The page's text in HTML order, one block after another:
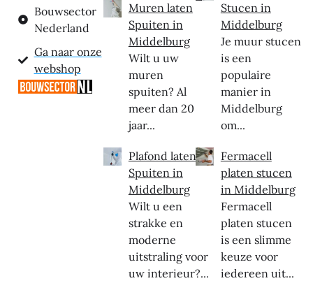
Bouwsector
Nederland
Ga naar onze
webshop
Muren laten
Spuiten in
Middelburg
Wilt u uw
muren
spuiten? Al
meer dan 20
jaar...
Plafond laten
Spuiten in
Middelburg
Wilt u een
strakke en
moderne
uitstraling voor
uw interieur?...
Stucen in
Middelburg
Je muur stucen
is een
populaire
manier in
Middelburg
om...
Fermacell
platen stucen
in Middelburg
Fermacell
platen stucen
is een slimme
keuze voor
iedereen uit...